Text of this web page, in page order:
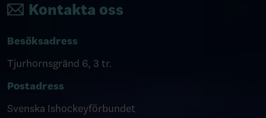
Kontakta oss
Besöksadress
Tjurhornsgränd 6, 3 tr.
Postadress
Svenska Ishockeyförbundet